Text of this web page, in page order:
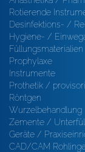
Rotierende
Desinfektions- /
Hygiene- /
Füllungsmaterialien
Prophylaxe
Instrumente
Prothetik /
Röntgen
Wurzelbehandlung
Zemente /
Geräte /
CAD/CAM